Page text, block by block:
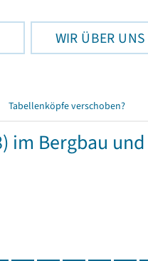
WIR ÜBER UNS
Tabellenköpfe verschoben?
im Bergbau